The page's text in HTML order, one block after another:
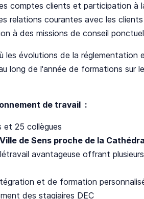
comptes clients et participation à
relations courantes avec les
à des missions de conseil
les évolutions de la
long de l'année de formations sur
de travail :
et 25 collègues
de Sens proche de la
avantageuse offrant
et de formation
des stagiaires DEC